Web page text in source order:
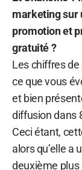
marketing sur
promotion et
gratuité ?
Les chiffres
ce que vous
et bien
diffusion dans
Ceci étant,
alors qu’elle a
deuxième